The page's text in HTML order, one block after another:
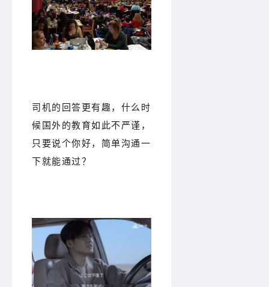
司机的回答更有趣，什么时
候国外的教育如此不严谨，
只要说个你好，简单沟通一
下就能通过？